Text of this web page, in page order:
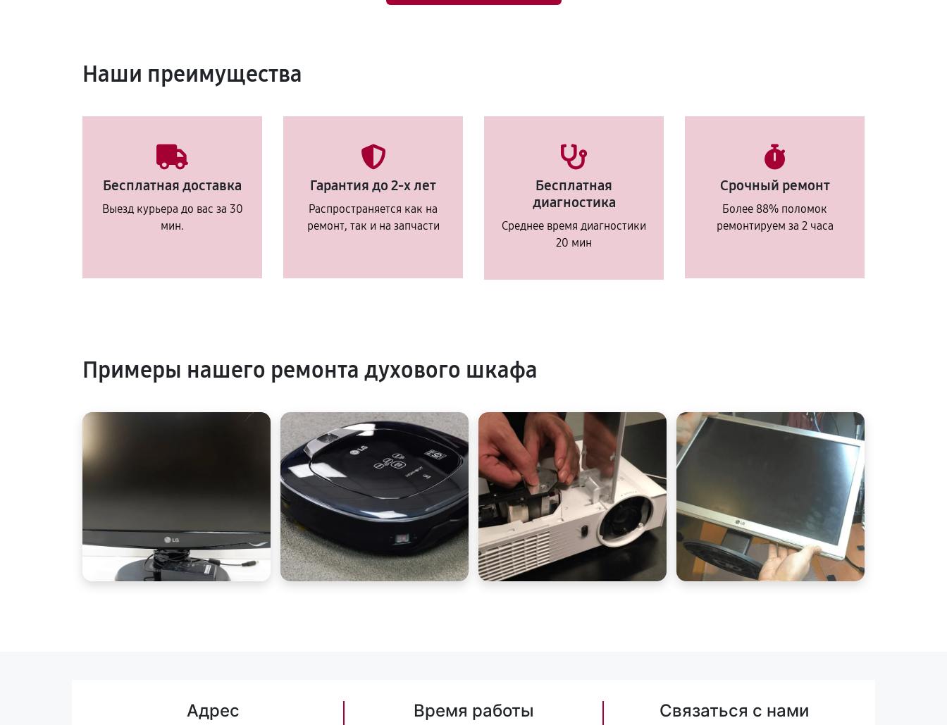
Наши преимущества
Бесплатная доставка
Выезд курьера до вас за 30
мин.
Гарантия до 2-х лет
Распространяется как на
ремонт, так и на запчасти
Бесплатная
диагностика
Среднее время диагностики
20 мин
Срочный ремонт
Более 88% поломок
ремонтируем за 2 часа
Примеры нашего ремонта духового шкафа
Адрес Время работы Связаться с нами